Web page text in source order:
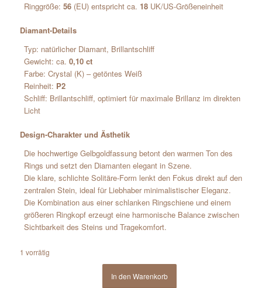
Ringgröße: 56(EU) entspricht ca. 18UK/US-Größeneinheit
Diamant-Details
Typ: natürlicher Diamant, Brillantschliff
Gewicht: ca. 0,10 ct
Farbe: Crystal (K) – getöntes Weiß
Reinheit: P2
Schliff: Brillantschliff, optimiert für maximale Brillanz im direkten
Licht
Design-Charakter und Ästhetik
Die hochwertige Gelbgoldfassung betont den warmen Ton des
Rings und setzt den Diamanten elegant in Szene.
Die klare, schlichte Solitäre-Form lenkt den Fokus direkt auf den
zentralen Stein, ideal für Liebhaber minimalistischer Eleganz.
Die Kombination aus einer schlanken Ringschiene und einem
größeren Ringkopf erzeugt eine harmonische Balance zwischen
Sichtbarkeit des Steins und Tragekomfort.
1 vorrätig
In den Warenkorb